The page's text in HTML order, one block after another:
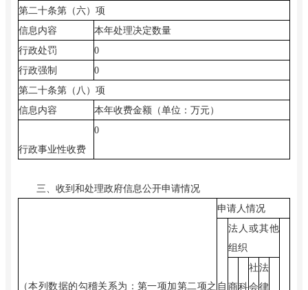
第二十条第（六）项
信息内容
本年处理决定数量
行政处罚
0
行政强制
0
第二十条第（八）项
信息内容
本年收费金额（单位：万元）
行政事业性收费
0
三、收到和处理政府信息公开申请情况
（本列数据的勾稽关系为：第一项加第二项之
申请人情况
自
法人或其他
组织
商科
社
会
法
律